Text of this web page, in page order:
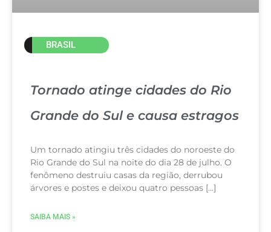
BRASIL
Tornado atinge cidades do Rio
Grande do Sul e causa estragos
Um tornado atingiu três cidades do noroeste do
Rio Grande do Sul na noite do dia 28 de julho. O
fenômeno destruiu casas da região, derrubou
árvores e postes e deixou quatro pessoas […]
SAIBA MAIS »